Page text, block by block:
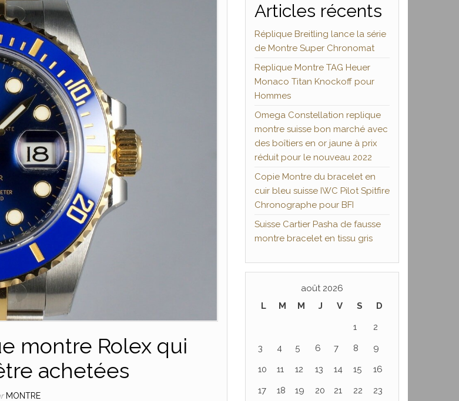
montre Rolex qui
achetées
MONTRE
Articles récents
Réplique Breitling lance la série
de Montre Super Chronomat
Replique Montre TAG Heuer
Monaco Titan Knockoff pour
Hommes
Omega Constellation replique
montre suisse bon marché avec
des boîtiers en or jaune à prix
réduit pour le nouveau 2022
Copie Montre du bracelet en
cuir bleu suisse IWC Pilot Spitfire
Chronographe pour BFI
Suisse Cartier Pasha de fausse
montre bracelet en tissu gris
août 2026
L
M M J V S
D
1
2
3
4 5 6 7 8
9
10
11 12 13 14 15
16
17
18 19 20 21 22
23